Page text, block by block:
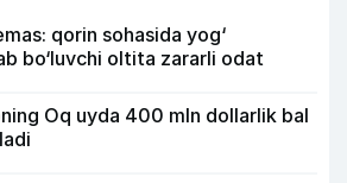
qorin sohasida yog‘
bo‘luvchi oltita zararli odat
Oq uyda 400 mln dollarlik bal